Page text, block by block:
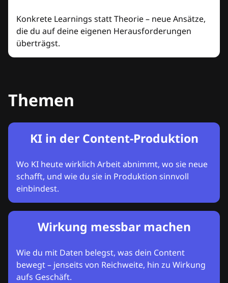
Konkrete Learnings statt Theorie – neue Ansätze,
die du auf deine eigenen Herausforderungen
überträgst.
Themen
KI in der Content-Produktion
Wo KI heute wirklich Arbeit abnimmt, wo sie neue
schafft, und wie du sie in Produktion sinnvoll
einbindest.
Wirkung messbar machen
Wie du mit Daten belegst, was dein Content
bewegt – jenseits von Reichweite, hin zu Wirkung
aufs Geschäft.